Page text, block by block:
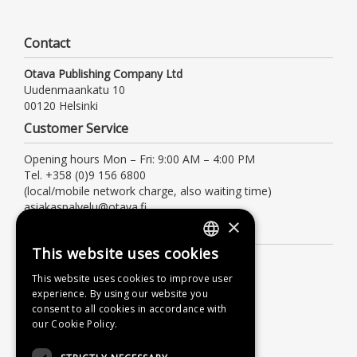
Contact
Otava Publishing Company Ltd
Uudenmaankatu 10
00120 Helsinki
Customer Service
Opening hours Mon – Fri: 9:00 AM – 4:00 PM
Tel. +358 (0)9 156 6800
(local/mobile network charge, also waiting time)
asiakaspalvelu@otava.fi
Terms of delivery
Instructions
Privacy Policy
Accessibility Statement
FINNISH
SWEDISH
ENGLISH
×
This website uses cookies
This website uses cookies to improve user
experience. By using our website you
consent to all cookies in accordance with
our Cookie Policy.